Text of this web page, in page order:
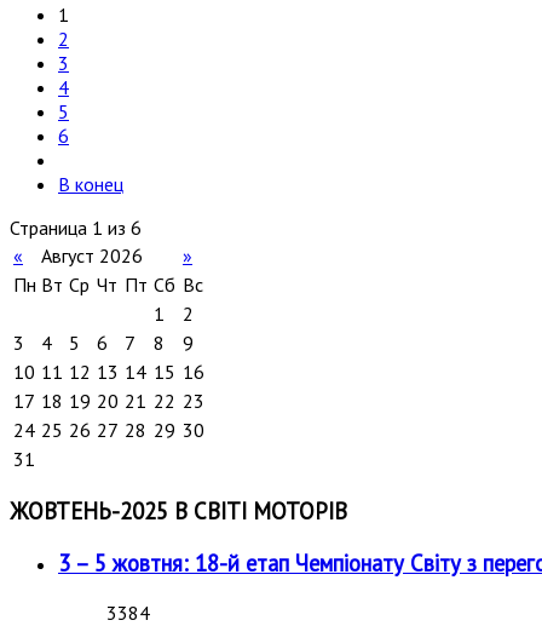
1
2
3
4
5
6
В конец
Страница 1 из 6
«
Август 2026
»
Пн Вт Ср Чт Пт Сб Вс
1
2
3
4 5 6 7 8
9
10 11 12 13 14 15 16
17 18 19 20 21 22 23
24 25 26 27 28 29 30
31
ЖОВТЕНЬ-2025 В СВІТІ МОТОРІВ
3 – 5 жовтня: 18-й етап Чемпіонату Світу з
3384